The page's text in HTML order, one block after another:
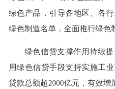
绿色产品，引导各地区、各
绿色制造名单，全面推行绿色
绿色信贷支撑作用持续
用绿色信贷手段支持实施工
贷款总额超2000亿元，有效增